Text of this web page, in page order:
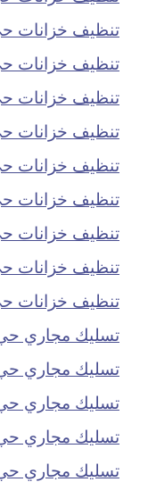
تنظيف خزانات
تنظيف خزانات
تنظيف خزانات
تنظيف خزانات
تنظيف خزانات
تنظيف خزانات
تنظيف خزانات
تنظيف خزانات
تنظيف خزانات
تسليك مجاري
تسليك مجاري حي
تسليك مجاري
تسليك مجاري
تسليك مجاري حي